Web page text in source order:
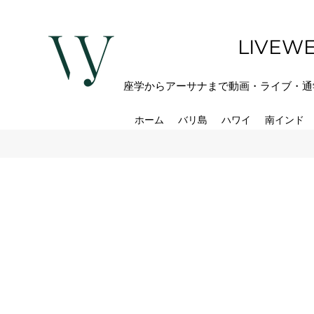
座学からアーサナまで動画・ライブ・
ホーム バリ島 ハワイ 南インド